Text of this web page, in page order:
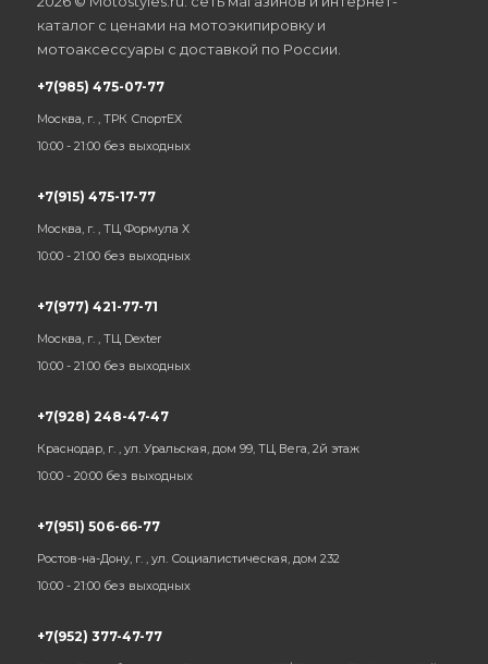
каталог с ценами на мотоэкипировку и
мотоаксессуары с доставкой по России.
+7(985) 475-07-77
Москва, г. , ТРК СпортЕХ
10:00 - 21:00 без выходных
+7(915) 475-17-77
Москва, г. , ТЦ Формула Х
10:00 - 21:00 без выходных
+7(977) 421-77-71
Москва, г. , ТЦ Dexter
10:00 - 21:00 без выходных
+7(928) 248-47-47
Краснодар, г. , ул. Уральская, дом 99, ТЦ Вега, 2й этаж
10:00 - 20:00 без выходных
+7(951) 506-66-77
Ростов-на-Дону, г. , ул. Социалистическая, дом 232
10:00 - 21:00 без выходных
+7(952) 377-47-77